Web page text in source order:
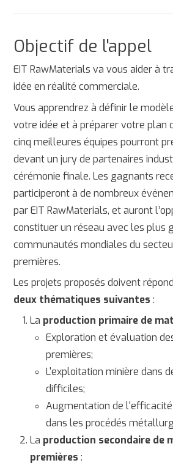
Objectif de l'appel
EIT RawMaterials va vous aider à
idée en réalité commerciale.
Vous apprendrez à définir le
votre idée et à préparer votre plan
cinq meilleures équipes pourront
devant un jury de partenaires
cérémonie finale. Les gagnants
participeront à de nombreux
par EIT RawMaterials, et auront
constituer un réseau avec les plus
communautés mondiales du
premières.
Les projets proposés doivent
deux thématiques suivantes:
La production primaire de
Exploration et évaluation
premières;
L'exploitation minière dans
difficiles;
Augmentation de
dans les procédés
La production secondaire de
premières :